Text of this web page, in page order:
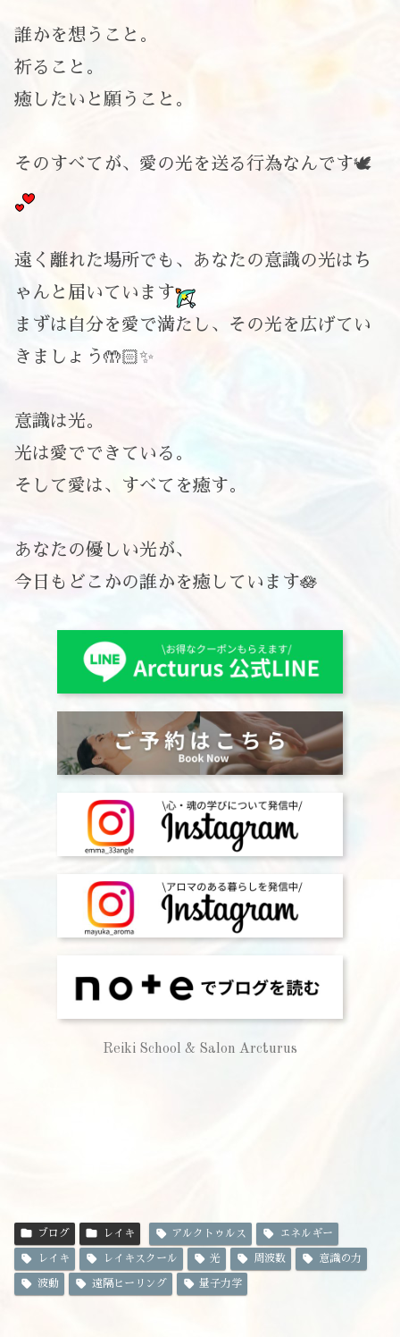
誰かを想うこと。
祈ること。
癒したいと願うこと。
そのすべてが、愛の光を送る行為なんです🕊️
遠く離れた場所でも、あなたの意識の光はち
ゃんと届いています
まずは自分を愛で満たし、その光を広げてい
きましょう🤲🏻✨
意識は光。
光は愛でできている。
そして愛は、すべてを癒す。
あなたの優しい光が、
今日もどこかの誰かを癒しています🪷
Reiki School & Salon Arcturus
ブログ レイキ アルクトゥルス エネルギー
レイキ レイキスクール 光 周波数 意識の力
波動 遠隔ヒーリング 量子力学